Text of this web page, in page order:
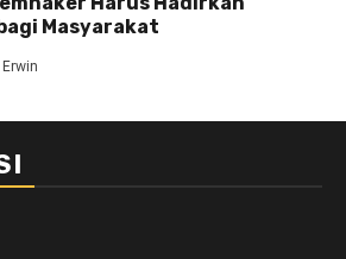
Masyarakat
Erwin